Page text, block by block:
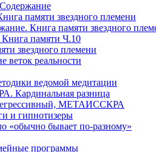
памяти звездного племени
Книга памяти звездного
памяти Ч.10
звездного племени
веток реальности
ведомой медитации
Кардинальная разница
МЕТАИССКРА
и гипнотизеры
«обычно бывает по-разному»
программы